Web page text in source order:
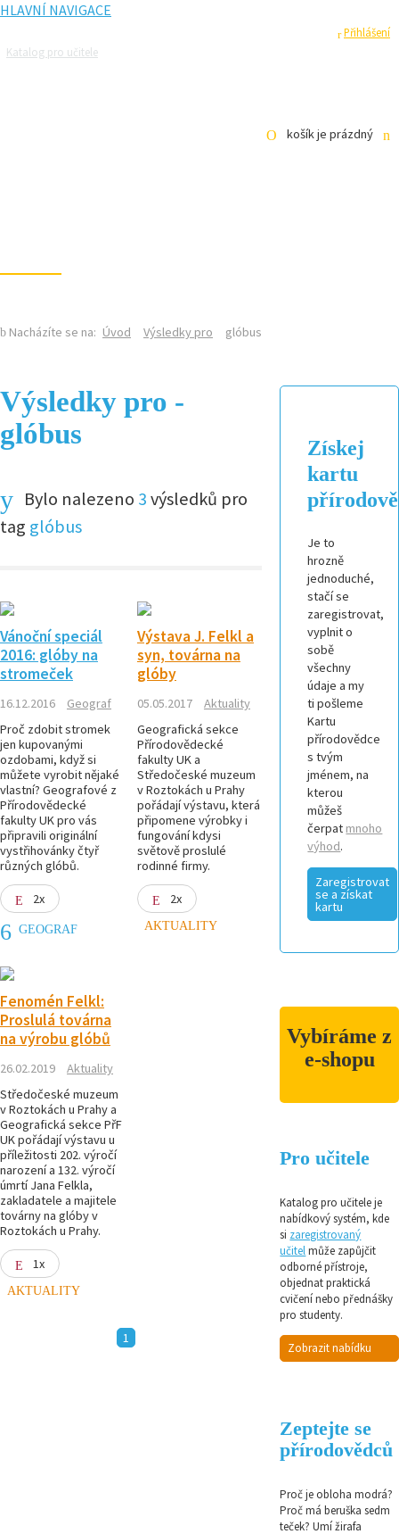
HLAVNÍ NAVIGACE
Přihlášení
Katalog pro učitele
košík je prázdný
Nacházíte se na: Úvod Výsledky pro glóbus
Výsledky pro -
glóbus
Bylo nalezeno 3výsledků pro
tag glóbus
Vánoční speciál
2016: glóby na
stromeček
16.12.2016
Geograf
Proč zdobit stromek
jen kupovanými
ozdobami, když si
můžete vyrobit nějaké
vlastní? Geografové z
Přírodovědecké
fakulty UK pro vás
připravili originální
vystřihovánky čtyř
různých glóbů.
2x
GEOGRAF
Výstava J. Felkl a
syn, továrna na
glóby
05.05.2017
Aktuality
Geografická sekce
Přírodovědecké
fakulty UK a
Středočeské muzeum
v Roztokách u Prahy
pořádají výstavu, která
připomene výrobky i
fungování kdysi
světově proslulé
rodinné firmy.
2x
AKTUALITY
Fenomén Felkl:
Proslulá továrna
na výrobu glóbů
26.02.2019
Aktuality
Středočeské muzeum
v Roztokách u Prahy a
Geografická sekce PřF
UK pořádají výstavu u
příležitosti 202. výročí
narození a 132. výročí
úmrtí Jana Felkla,
zakladatele a majitele
továrny na glóby v
Roztokách u Prahy.
1x
AKTUALITY
1
Získej
kartu
Je to
hrozně
jednoduché,
stačí se
zaregistrovat,
vyplnit o
sobě
všechny
údaje a my
ti pošleme
Kartu
přírodovědce
s tvým
jménem, na
kterou
můžeš
čerpat mnoho
výhod.
Zaregistrovat
se a získat
kartu
Vybíráme z
e-shopu
Pro učitele
Katalog pro učitele je
nabídkový systém, kde
si zaregistrovaný
učitelmůže zapůjčit
odborné přístroje,
objednat praktická
cvičení nebo přednášky
pro studenty.
Zobrazit nabídku
Zeptejte se
přírodovědců
Proč je obloha modrá?
Proč má beruška sedm
teček? Umí žirafa